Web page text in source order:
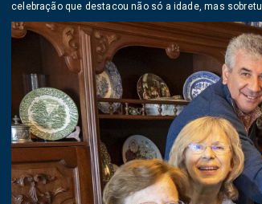
celebração que destacou não só a idade, mas